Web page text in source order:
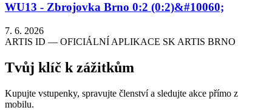
WU13 - Zbrojovka Brno 0:2 (0:2)&#10060;
7. 6. 2026
ARTIS ID — OFICIÁLNÍ APLIKACE SK ARTIS BRNO
Tvůj klíč k zážitkům
Kupujte vstupenky, spravujte členství a sledujte akce přímo z
mobilu.